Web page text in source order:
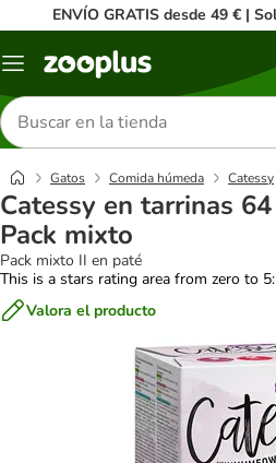
ENVÍO GRATIS desde 49 € |
Menú
Buscar
productos
Gatos Comida húmeda Catessy
Catessy en tarrinas
Pack mixto
Pack mixto II en paté
This is a stars rating area from zero to
Valora el producto